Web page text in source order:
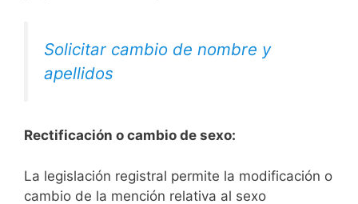
Solicitar cambio de nombre y
apellidos
Rectificación o cambio de sexo:
La legislación registral permite la modificación o
cambio de la mención relativa al sexo